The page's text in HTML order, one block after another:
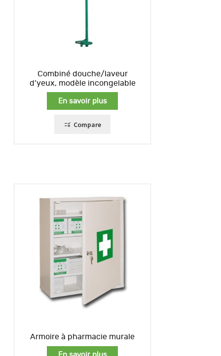
Combiné douche/laveur
d’yeux, modèle incongelable
En savoir plus
Compare
Armoire à pharmacie murale